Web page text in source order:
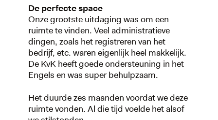
De perfecte space
Onze grootste uitdaging was om een
ruimte te vinden. Veel administratieve
dingen, zoals het registreren van het
bedrijf, etc. waren eigenlijk heel makkelijk.
De KvK heeft goede ondersteuning in het
Engels en was super behulpzaam.
Het duurde zes maanden voordat we deze
ruimte vonden. Al die tijd voelde het alsof